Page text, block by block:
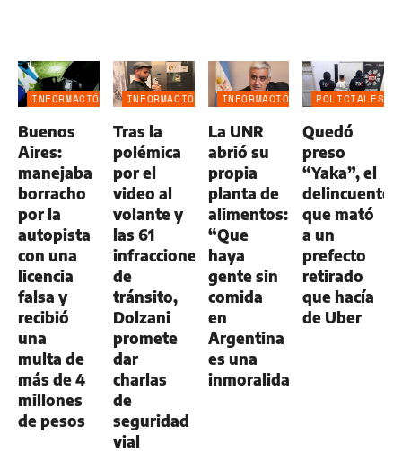
INFORMACIÓN
Buenos
Aires:
manejaba
borracho
por la
autopista
con una
licencia
falsa y
recibió
una
multa de
más de 4
millones
de pesos
INFORMACIÓN
Tras la
polémica
por el
video al
volante y
las 61
infracciones
de
tránsito,
Dolzani
promete
dar
charlas
de
seguridad
vial
INFORMACIÓN
La UNR
abrió su
propia
planta de
alimentos:
“Que
haya
gente sin
comida
en
Argentina
es una
inmoralidad”
POLICIALES
Quedó
preso
“Yaka”, el
delincuente
que mató
a un
prefecto
retirado
que hacía
de Uber